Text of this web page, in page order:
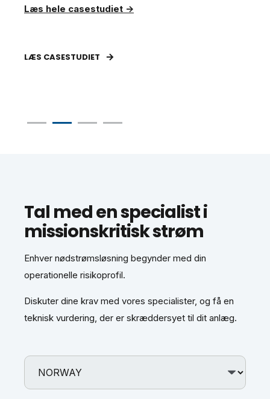
Tal med en specialist i
missionskritisk strøm
Enhver nødstrømsløsning begynder med din
operationelle risikoprofil.
Diskuter dine krav med vores specialister, og få en
teknisk vurdering, der er skræddersyet til dit anlæg.